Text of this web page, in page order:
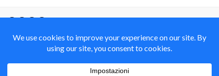
Alike 4.0 International